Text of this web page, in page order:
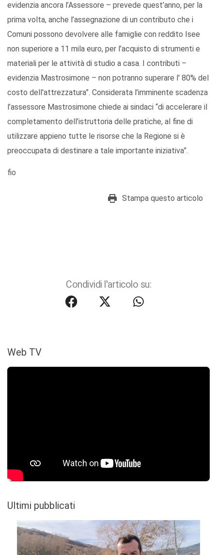
evidenzia ancora l’Assessore – prevede quest’anno, per la
prima volta, anche l’assegnazione di un contributo che i
Comuni possono devolvere alle famiglie con reddito Isee
non superiore a 11 mila euro, per l’acquisto di strumenti e
materiali per le attività di studio a casa. I contributi –
evidenzia Mastrosimone – non potranno superare l' 80% del
costo dell'attrezzatura”. Considerata l’imminente scadenza
l’assessore Mastrosimone chiede ai sindaci “di accelerare il
completamento dell’istruttoria delle pratiche, al fine di
utilizzare appieno tutte le risorse che la Regione si è
preoccupata di destinare a tale importante iniziativa”.
fio
Stampa questo articolo
Condividi l'articolo su:
Web TV
Ultimi pubblicati